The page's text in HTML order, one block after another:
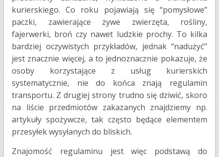
kurierskiego. Co roku pojawiają się “pomysłowe”
paczki, zawierające żywe zwierzęta, rośliny,
fajerwerki, broń czy nawet ludzkie prochy. To kilka
bardziej oczywistych przykładów, jednak “nadużyć”
jest znacznie więcej, a to jednoznacznie pokazuje, że
osoby korzystające z usług kurierskich
systematycznie, nie do końca znają regulamin
transportu. Z drugiej strony trudno się dziwić, skoro
na liście przedmiotów zakazanych znajdziemy np.
artykuły spożywcze, tak często będące elementem
przesyłek wysyłanych do bliskich.
Znajomość regulaminu jest więc podstawą do